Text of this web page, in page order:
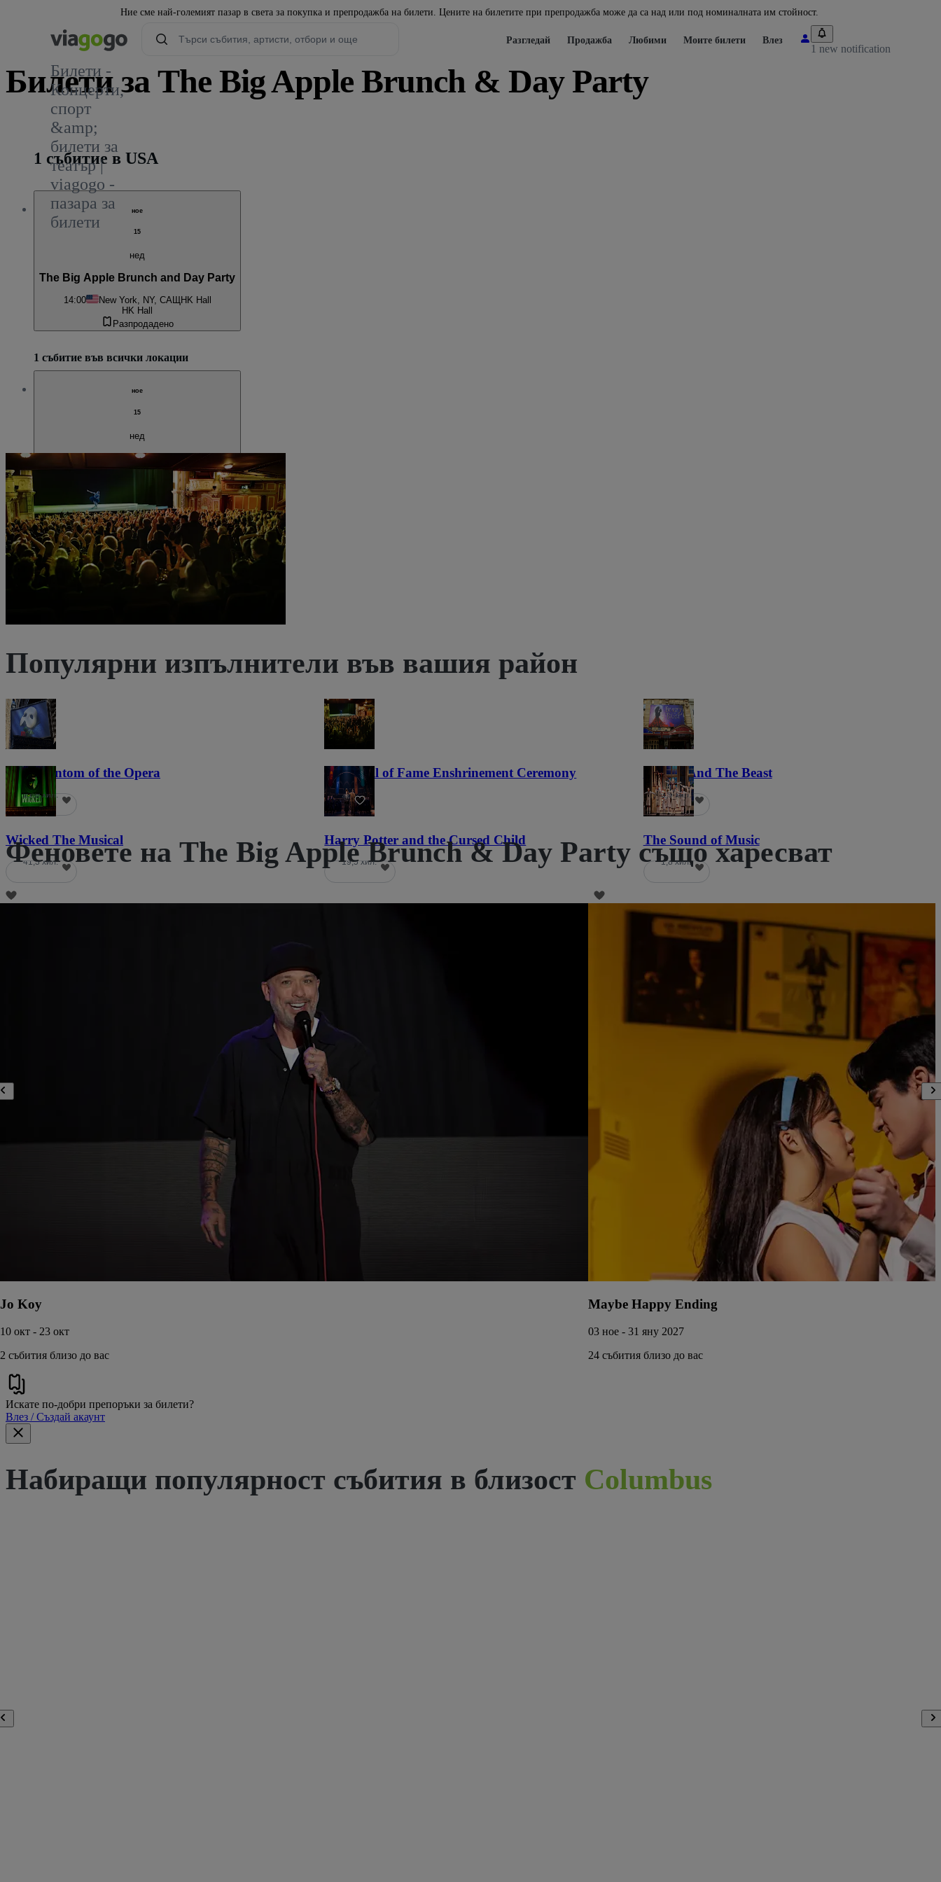
Ние сме най-големият пазар в света за покупка и препродажба на билети. Цените на билетите при препродажба може да са над или под номиналната им стойност.
Билети -
Концерти,
спорт
&amp;
билети за
театър |
viagogo -
пазара за
билети
Разгледай Продажба Любими Моите билети Влез
1 new notification
Билети за The Big Apple Brunch & Day Party
1 събитие в USA
ное
15
нед
The Big Apple Brunch and Day Party
14:00 New York, NY, САЩHK Hall
HK Hall
Разпродадено
1 събитие във всички локации
ное
15
нед
The Big Apple Brunch and Day Party
New York, NY, САЩHK Hall
Разпродадено
Популярни изпълнители във вашия район
The Phantom of the Opera
21,8 хил.
NFL Hall of Fame Enshrinement Ceremony
22
Beauty And The Beast
5,9 хил.
Wicked The Musical
41,3 хил.
Harry Potter and the Cursed Child
19,5 хил.
The Sound of Music
1,8 хил.
Феновете на The Big Apple Brunch & Day Party също харесват
Jo Koy
10 окт - 23 окт
2 събития близо до вас
Maybe Happy Ending
03 ное - 31 яну 2027
24 събития близо до вас
Искате по-добри препоръки за билети?
Влез / Създай акаунт
Набиращи популярност събития в близост Columbus